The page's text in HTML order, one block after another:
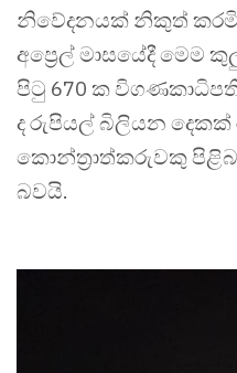
නිවේදනයක් නිකුත්
අප්‍රෙල් මාසයේදී
පිටු 670 ක
ද රුපියල් බිලියන දෙකක්
කොන්ත්‍රාත්කරුවකු
බවයි.